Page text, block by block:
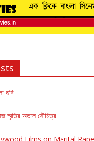
ছবি
স্মৃতির অতলে সৌমিত্র
Films on Marital Rape